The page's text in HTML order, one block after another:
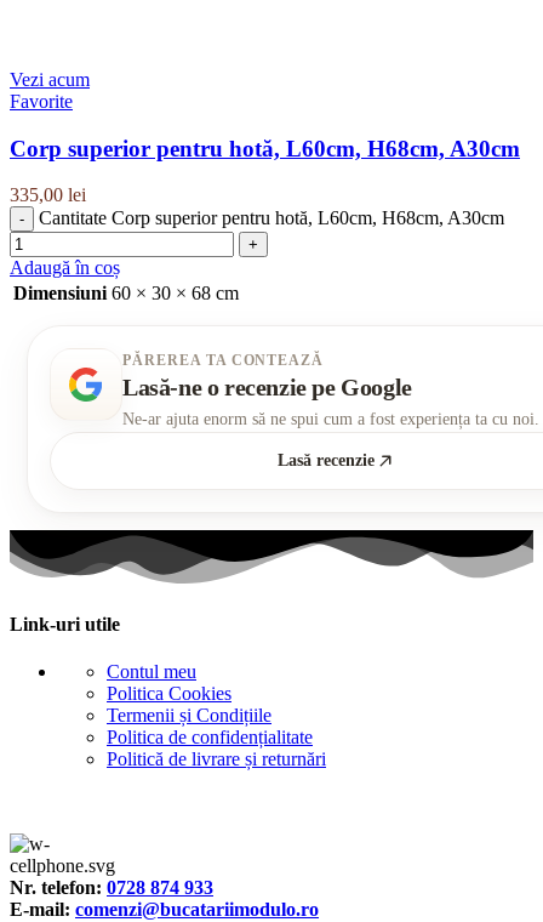
Vezi acum
Favorite
Corp superior pentru hotă, L60cm, H68cm, A30cm
335,00 lei
Cantitate Corp superior pentru hotă, L60cm, H68cm, A30cm
Adaugă în coș
Dimensiuni 60 × 30 × 68 cm
PĂREREA TA CONTEAZĂ
Lasă-ne o recenzie pe Google
Ne-ar ajuta enorm să ne spui cum a fost experiența ta cu noi.
Lasă recenzie
Link-uri utile
Contul meu
Politica Cookies
Termenii și Condițiile
Politica de confidențialitate
Politică de livrare și returnări
Nr. telefon: 0728 874 933
E-mail: comenzi@bucatariimodulo.ro